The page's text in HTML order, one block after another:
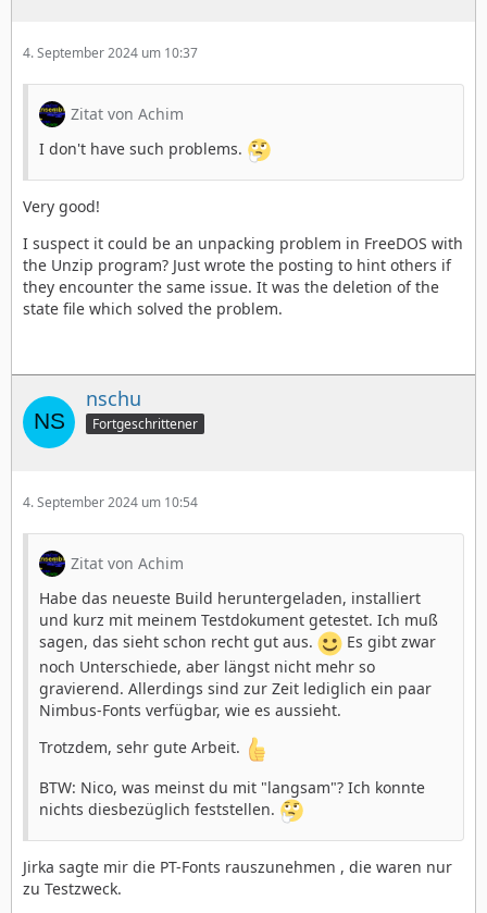
4. September 2024 um 10:37
Zitat von Achim
I don't have such problems.
Very good!
I suspect it could be an unpacking problem in FreeDOS with
the Unzip program? Just wrote the posting to hint others if
they encounter the same issue. It was the deletion of the
state file which solved the problem.
nschu
Fortgeschrittener
4. September 2024 um 10:54
Zitat von Achim
Habe das neueste Build heruntergeladen, installiert
und kurz mit meinem Testdokument getestet. Ich muß
sagen, das sieht schon recht gut aus.
Es gibt zwar
noch Unterschiede, aber längst nicht mehr so
gravierend. Allerdings sind zur Zeit lediglich ein paar
Nimbus-Fonts verfügbar, wie es aussieht.
Trotzdem, sehr gute Arbeit.
BTW: Nico, was meinst du mit "langsam"? Ich konnte
nichts diesbezüglich feststellen.
Jirka sagte mir die PT-Fonts rauszunehmen , die waren nur
zu Testzweck.